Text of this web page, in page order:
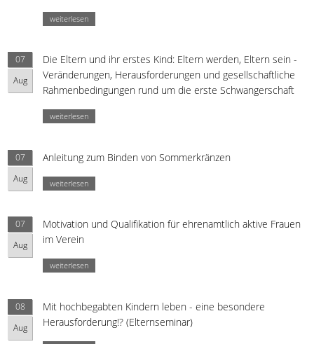
weiterlesen
07
Aug
Die Eltern und ihr erstes Kind: Eltern werden, Eltern sein -
Veränderungen, Herausforderungen und gesellschaftliche
Rahmenbedingungen rund um die erste Schwangerschaft
weiterlesen
07
Aug
Anleitung zum Binden von Sommerkränzen
weiterlesen
07
Aug
Motivation und Qualifikation für ehrenamtlich aktive Frauen
im Verein
weiterlesen
08
Aug
Mit hochbegabten Kindern leben - eine besondere
Herausforderung!? (Elternseminar)